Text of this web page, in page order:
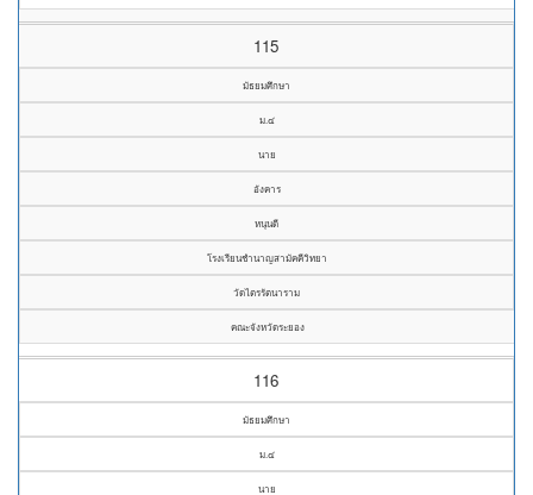
115
มัธยมศึกษา
ม.๔
นาย
อังคาร
หนุนดี
โรงเรียนชำนาญสามัคคีวิทยา
วัดไตรรัตนาราม
คณะจังหวัดระยอง
116
มัธยมศึกษา
ม.๔
นาย